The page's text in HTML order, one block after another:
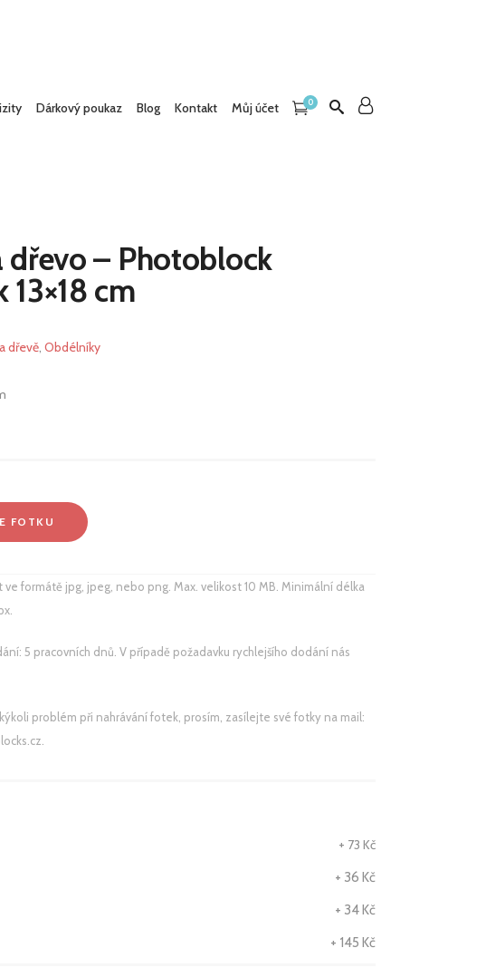
Dárkový poukaz Blog Kontakt Můj účet 0
dřevo – Photoblock
cm
dřevě, Obdélníky
FOTKU
ve formátě jpg, jpeg, nebo png. Max. velikost 10 MB. Minimální délka
5 pracovních dnů. V případě požadavku rychlejšího dodání nás
problém při nahrávání fotek, prosím, zasílejte své fotky na mail:
+ 73 Kč
+ 36 Kč
+ 34 Kč
+ 145 Kč